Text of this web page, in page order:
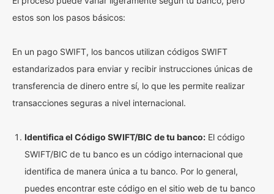
estos son los pasos básicos:
En un pago SWIFT, los bancos utilizan códigos SWIFT
estandarizados para enviar y recibir instrucciones únicas de
transferencia de dinero entre sí, lo que les permite realizar
transacciones seguras a nivel internacional.
Identifica el Código SWIFT/BIC de tu banco: El código
SWIFT/BIC de tu banco es un código internacional que
identifica de manera única a tu banco. Por lo general,
puedes encontrar este código en el sitio web de tu banco